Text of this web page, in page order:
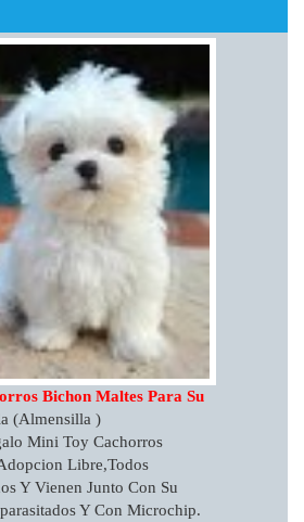
Bichon Maltes Para Su
(Almensilla )
Mini Toy Cachorros
Libre,todos
Y Vienen Junto Con Su
Y Con Microchip.